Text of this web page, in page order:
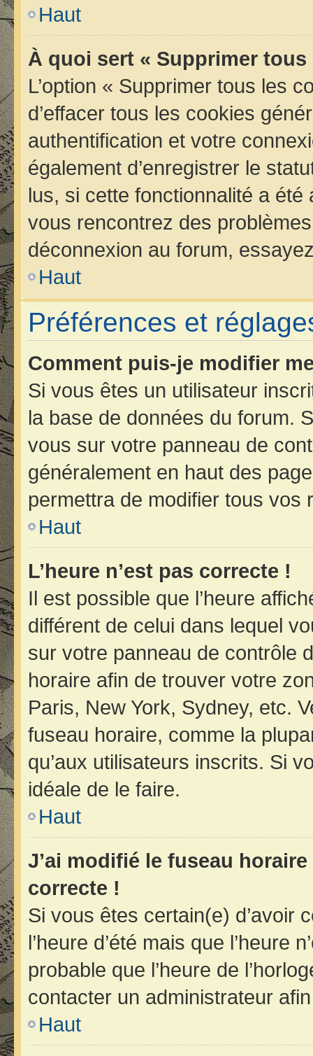
Haut
À quoi sert « Supprimer
L’option « Supprimer tous les
d’effacer tous les cookies
authentification et votre
également d’enregistrer le
lus, si cette fonctionnalité a
vous rencontrez des
déconnexion au forum,
Haut
Préférences et
Comment puis-je modifier
Si vous êtes un utilisateur
la base de données du forum.
vous sur votre panneau de
généralement en haut des
permettra de modifier tous
Haut
L’heure n’est pas correcte !
Il est possible que l’heure
différent de celui dans lequel
sur votre panneau de contrôle
horaire afin de trouver votre
Paris, New York, Sydney, etc.
fuseau horaire, comme la
qu’aux utilisateurs inscrits. Si
idéale de le faire.
Haut
J’ai modifié le fuseau
correcte !
Si vous êtes certain(e) d’avoir
l’heure d’été mais que l’heure
probable que l’heure de
contacter un administrateur
Haut